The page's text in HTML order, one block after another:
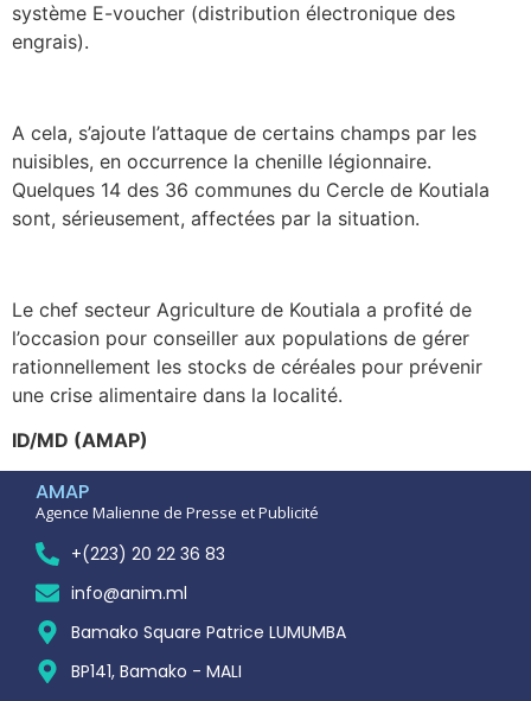
système E-voucher (distribution électronique des
engrais).
A cela, s’ajoute l’attaque de certains champs par les
nuisibles, en occurrence la chenille légionnaire.
Quelques 14 des 36 communes du Cercle de Koutiala
sont, sérieusement, affectées par la situation.
Le chef secteur Agriculture de Koutiala a profité de
l’occasion pour conseiller aux populations de gérer
rationnellement les stocks de céréales pour prévenir
une crise alimentaire dans la localité.
ID/MD (AMAP)
AMAP
Agence Malienne de Presse et Publicité
+(223) 20 22 36 83
info@anim.ml
Bamako Square Patrice LUMUMBA
BP141, Bamako - MALI